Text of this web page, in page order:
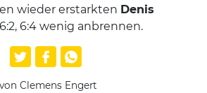
wieder erstarkten Denis
6:4 wenig anbrennen.
von Clemens Engert